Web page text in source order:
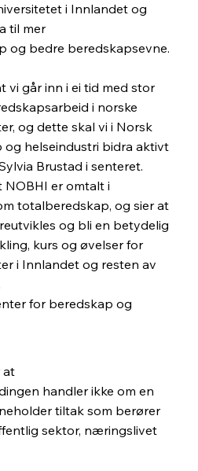
i Innlandet og
til mer
og bedre beredskapsevne.
vi går inn i ei tid med stor
i norske
og dette skal vi i Norsk
helseindustri bidra aktivt
Brustad i senteret.
NOBHI er omtalt i
totalberedskap, og sier at
og bli en betydelig
kurs og øvelser for
i Innlandet og resten av
for beredskap og
at
handler ikke om en
tiltak som berører
sektor, næringslivet